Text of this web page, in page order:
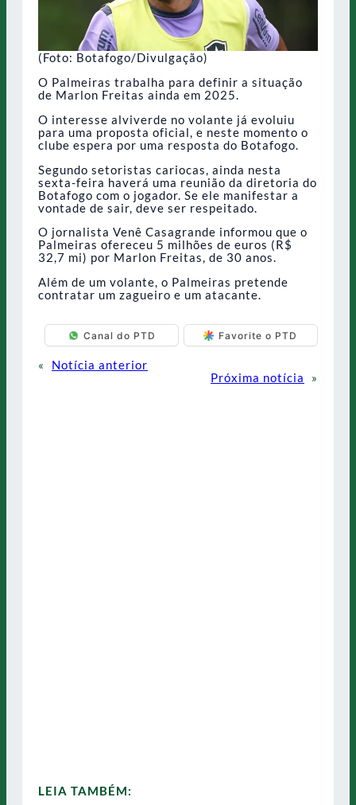
(Foto: Botafogo/Divulgação)
O Palmeiras trabalha para definir a situação
de Marlon Freitas ainda em 2025.
O interesse alviverde no volante já evoluiu
para uma proposta oficial, e neste momento o
clube espera por uma resposta do Botafogo.
Segundo setoristas cariocas, ainda nesta
sexta-feira haverá uma reunião da diretoria do
Botafogo com o jogador. Se ele manifestar a
vontade de sair, deve ser respeitado.
O jornalista Venê Casagrande informou que o
Palmeiras ofereceu 5 milhões de euros (R$
32,7 mi) por Marlon Freitas, de 30 anos.
Além de um volante, o Palmeiras pretende
contratar um zagueiro e um atacante.
Canal do PTD Favorite o PTD
«
Notícia anterior
Próxima notícia
»
LEIA TAMBÉM: